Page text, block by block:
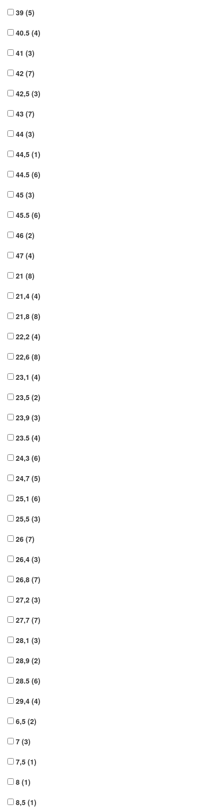
39 (5)
40.5 (4)
41 (3)
42 (7)
42,5 (3)
43 (7)
44 (3)
44,5 (1)
44.5 (6)
45 (3)
45.5 (6)
46 (2)
47 (4)
21 (8)
21,4 (4)
21,8 (8)
22,2 (4)
22,6 (8)
23,1 (4)
23,5 (2)
23,9 (3)
23.5 (4)
24,3 (6)
24,7 (5)
25,1 (6)
25,5 (3)
26 (7)
26,4 (3)
26,8 (7)
27,2 (3)
27,7 (7)
28,1 (3)
28,9 (2)
28.5 (6)
29,4 (4)
6,5 (2)
7 (3)
7,5 (1)
8 (1)
8,5 (1)